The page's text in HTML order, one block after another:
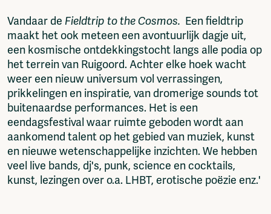
Vandaar de Fieldtrip to the Cosmos. Een fieldtrip
maakt het ook meteen een avontuurlijk dagje uit,
een kosmische ontdekkingstocht langs alle podia op
het terrein van Ruigoord. Achter elke hoek wacht
weer een nieuw universum vol verrassingen,
prikkelingen en inspiratie, van dromerige sounds tot
buitenaardse performances. Het is een
eendagsfestival waar ruimte geboden wordt aan
aankomend talent op het gebied van muziek, kunst
en nieuwe wetenschappelijke inzichten. We hebben
veel live bands, dj's, punk, science en cocktails,
kunst, lezingen over o.a. LHBT, erotische poëzie enz.'